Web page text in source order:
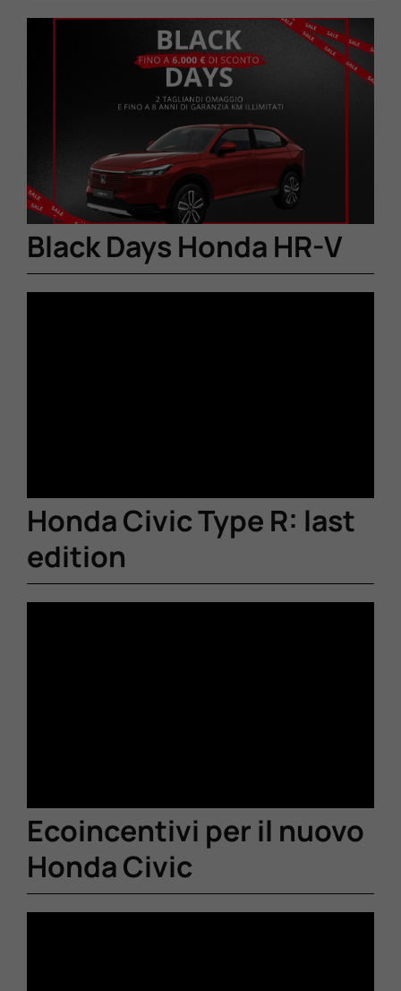
Black Days Honda HR-V
Honda Civic Type R: last
edition
Ecoincentivi per il nuovo
Honda Civic